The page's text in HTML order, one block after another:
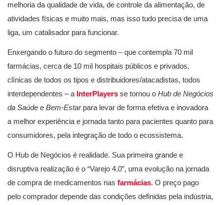
melhoria da qualidade de vida, de controle da alimentação, de
atividades físicas e muito mais, mas isso tudo precisa de uma
liga, um catalisador para funcionar.
Enxergando o futuro do segmento – que contempla 70 mil
farmácias, cerca de 10 mil hospitais públicos e privados,
clínicas de todos os tipos e distribuidores/atacadistas, todos
interdependentes – a InterPlayers se tornou o Hub de Negócios
da Saúde e Bem-Estarpara levar de forma efetiva e inovadora
a melhor experiência e jornada tanto para pacientes quanto para
consumidores, pela integração de todo o ecossistema.
O Hub de Negócios é realidade. Sua primeira grande e
disruptiva realização é o “Varejo 4.0”, uma evolução na jornada
de compra de medicamentos nas farmácias. O preço pago
pelo comprador depende das condições definidas pela indústria,